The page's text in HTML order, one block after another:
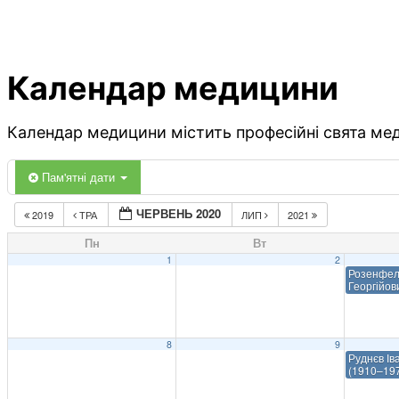
Календар медицини
Календар медицини містить професійні свята
Пам'ятні дати
2019 ТРА ЧЕРВЕНЬ 2020 ЛИП 2021
Пн Вт
1 2
8 9
Руднєв